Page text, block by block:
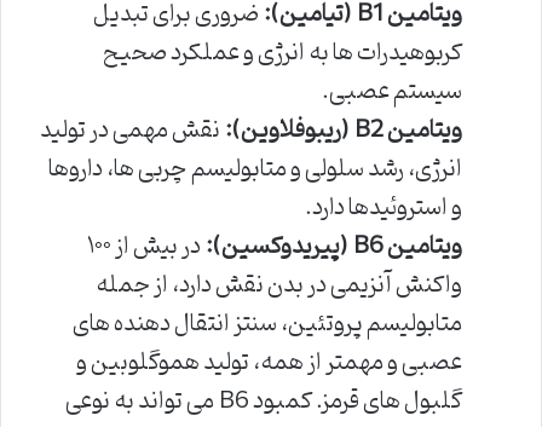
ویتامین B1 (تیامین):
ضروری برای تبدیل
کربوهیدرات ها به انرژی و عملکرد صحیح
سیستم عصبی.
ویتامین B2 (ریبوفلاوین):
نقش مهمی در تولید
انرژی، رشد سلولی و متابولیسم چربی ها، داروها
و استروئیدها دارد.
ویتامین B6 (پیریدوکسین):
در بیش از ۱۰۰
واکنش آنزیمی در بدن نقش دارد، از جمله
متابولیسم پروتئین، سنتز انتقال دهنده های
عصبی و مهمتر از همه، تولید هموگلوبین و
گلبول های قرمز. کمبود B6 می تواند به نوعی